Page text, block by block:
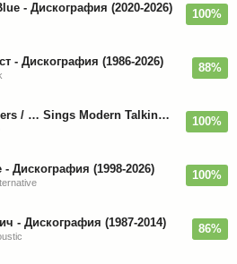
- Дискография (2020-2026) 100%
- Дискография (1986-2026) 88%
Thomas Anders / … Sings Modern Talking: The Best hi-res 100%
- Дискография (1998-2026) 100%
- Дискография (1987-2014) 86%